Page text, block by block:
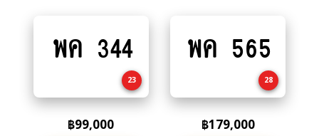
to
พค 344
23
฿99,000
to
พค 565
28
฿179,000